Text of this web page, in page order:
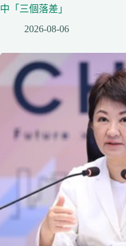
中「三個落差」
2026-08-06